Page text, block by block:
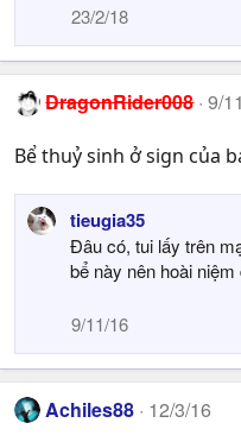
23/2/18
DragonRider008 9/
Bể thuỷ sinh ở sign của
tieugia35
Đâu có, tui lấy trên
bể này nên hoài
9/11/16
Achiles88 12/3/16